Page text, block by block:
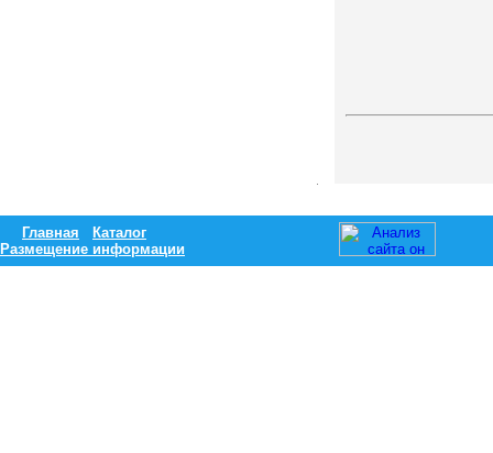
Главная
Каталог
Размещение информации